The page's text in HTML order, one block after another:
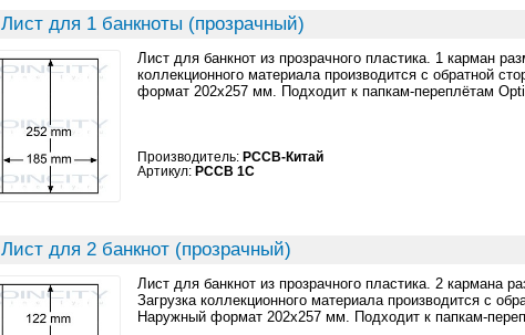
Лист для 1 банкноты (прозрачный)
Лист для банкнот из прозрачного пластика. 1 карман
коллекционного материала производится с обратной
формат 202x257 мм. Подходит к папкам-переплётам
Производитель: PCCB-Китай
Артикул: PCCB 1C
Лист для 2 банкнот (прозрачный)
Лист для банкнот из прозрачного пластика. 2 кармана
Загрузка коллекционного материала производится с
Наружный формат 202x257 мм. Подходит к папкам-